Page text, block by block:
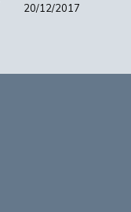
20/12/2017